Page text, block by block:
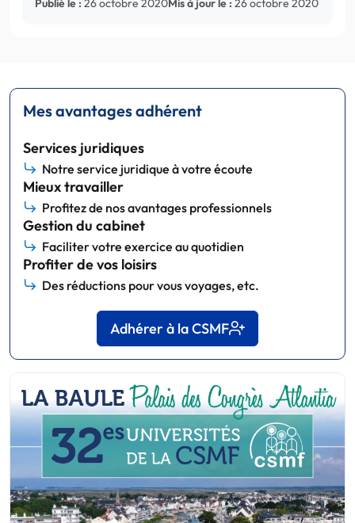
Publié le : 26 octobre 2020Mis à jour le : 26 octobre 2020
Mes avantages adhérent
Services juridiques
Notre service juridique à votre écoute
Mieux travailler
Profitez de nos avantages professionnels
Gestion du cabinet
Faciliter votre exercice au quotidien
Profiter de vos loisirs
Des réductions pour vous voyages, etc.
Adhérer à la CSMF